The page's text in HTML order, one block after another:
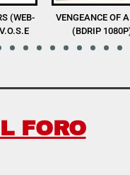
GIRL
THE SHAOLIN
1080P)
FORO